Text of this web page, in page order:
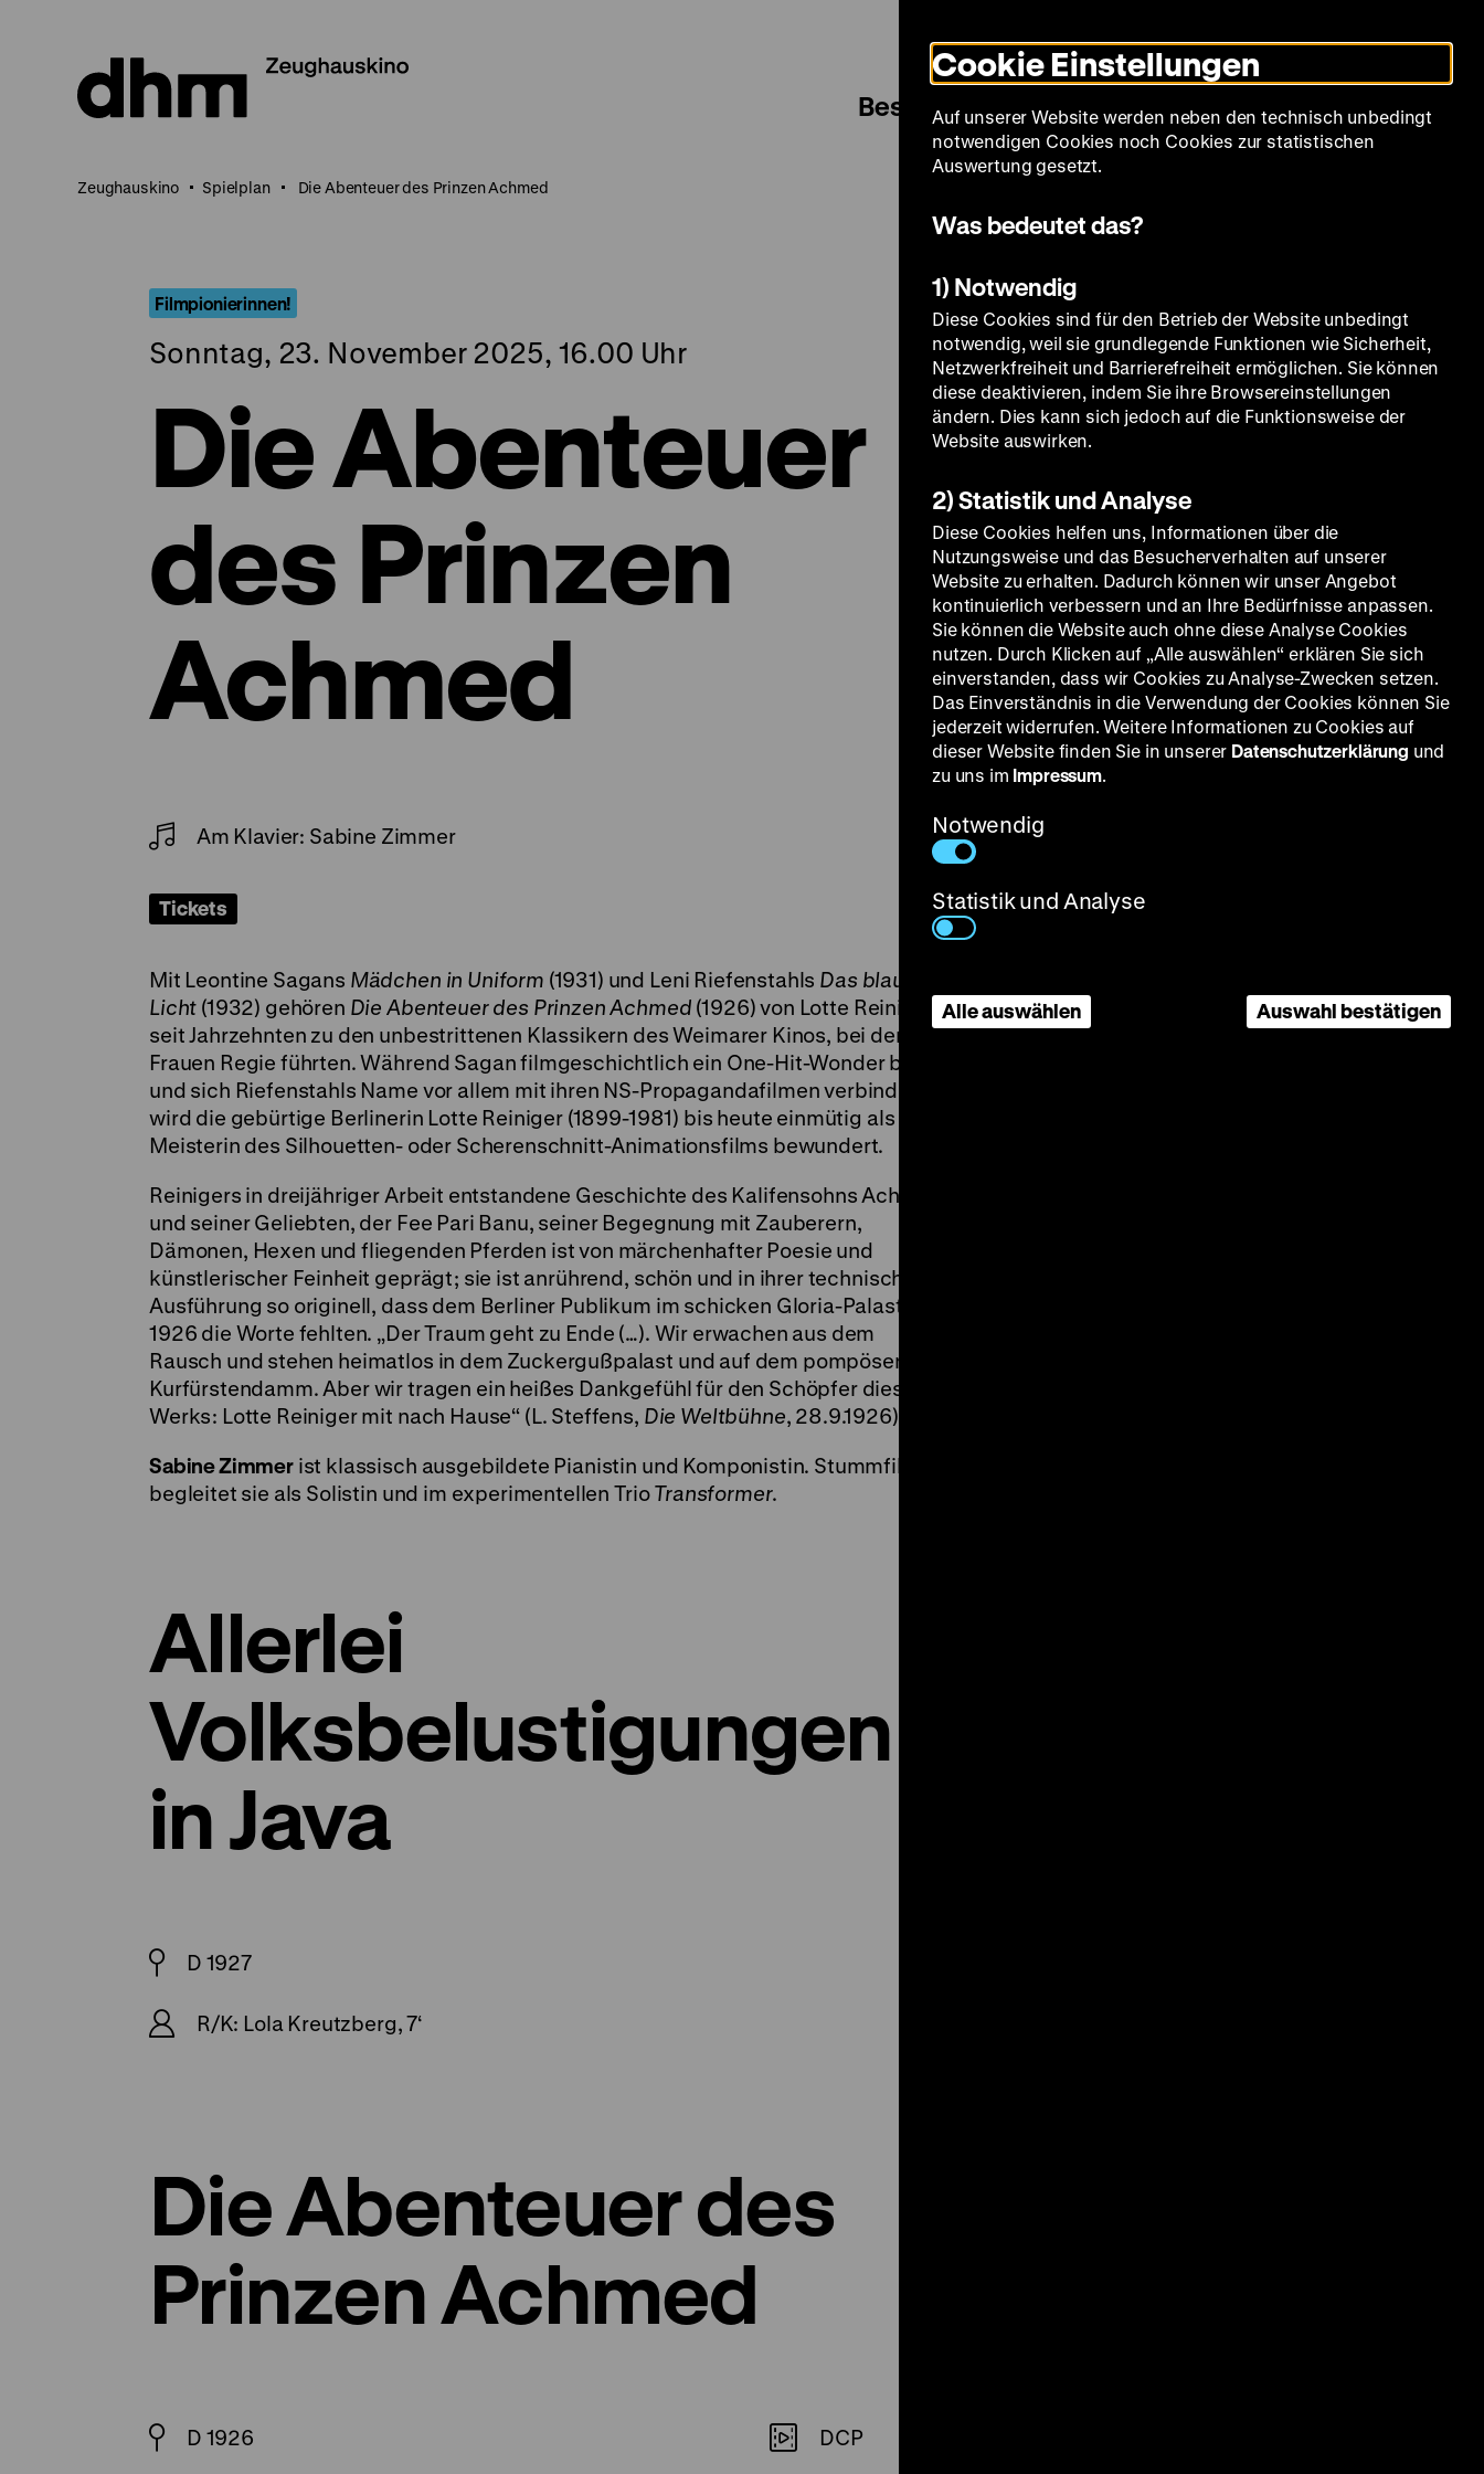
Seiteninhalt
springen
Modus
umschalten
Sprache
Besuch Spielplan Filmreihen Über uns
Zeughauskino Spielplan Die Abenteuer des Prinzen Achmed
Filmpionierinnen!
Sonntag, 23. November 2025, 16.00 Uhr
Die Abenteuer
des Prinzen
Achmed
Am Klavier: Sabine Zimmer
Tickets
Mit Leontine Sagans Mädchen in Uniform (1931) und Leni Riefenstahls Das blaue
Licht (1932) gehören Die Abenteuer des Prinzen Achmed (1926) von Lotte Reiniger
seit Jahrzehnten zu den unbestrittenen Klassikern des Weimarer Kinos, bei denen
Frauen Regie führten. Während Sagan filmgeschichtlich ein One-Hit-Wonder blieb
und sich Riefenstahls Name vor allem mit ihren NS-Propagandafilmen verbindet,
wird die gebürtige Berlinerin Lotte Reiniger (1899-1981) bis heute einmütig als
Meisterin des Silhouetten- oder Scherenschnitt-Animationsfilms bewundert.
Reinigers in dreijähriger Arbeit entstandene Geschichte des Kalifensohns Achmed
und seiner Geliebten, der Fee Pari Banu, seiner Begegnung mit Zauberern,
Dämonen, Hexen und fliegenden Pferden ist von märchenhafter Poesie und
künstlerischer Feinheit geprägt; sie ist anrührend, schön und in ihrer technischen
Ausführung so originell, dass dem Berliner Publikum im schicken Gloria-Palast
1926 die Worte fehlten. „Der Traum geht zu Ende (…). Wir erwachen aus dem
Rausch und stehen heimatlos in dem Zuckergußpalast und auf dem pompösen
Kurfürstendamm. Aber wir tragen ein heißes Dankgefühl für den Schöpfer dieses
Werks: Lotte Reiniger mit nach Hause“ (L. Steffens, Die Weltbühne, 28.9.1926) (ps)
Sabine Zimmerist klassisch ausgebildete Pianistin und Komponistin. Stummfilme
begleitet sie als Solistin und im experimentellen TrioTransformer.
Allerlei
Volksbelustigungen
in Java
D 1927
R/K: Lola Kreutzberg, 7‘
Die Abenteuer des
Prinzen Achmed
D 1926 DCP
Cookie Einstellungen
Auf unserer Website werden neben den technisch unbedingt
notwendigen Cookies noch Cookies zur statistischen
Auswertung gesetzt.
Was bedeutet das?
1) Notwendig
Diese Cookies sind für den Betrieb der Website unbedingt
notwendig, weil sie grundlegende Funktionen wie Sicherheit,
Netzwerkfreiheit und Barrierefreiheit ermöglichen. Sie können
diese deaktivieren, indem Sie ihre Browsereinstellungen
ändern. Dies kann sich jedoch auf die Funktionsweise der
Website auswirken.
2) Statistik und Analyse
Diese Cookies helfen uns, Informationen über die
Nutzungsweise und das Besucherverhalten auf unserer
Website zu erhalten. Dadurch können wir unser Angebot
kontinuierlich verbessern und an Ihre Bedürfnisse anpassen.
Sie können die Website auch ohne diese Analyse Cookies
nutzen. Durch Klicken auf „Alle auswählen“ erklären Sie sich
einverstanden, dass wir Cookies zu Analyse-Zwecken setzen.
Das Einverständnis in die Verwendung der Cookies können Sie
jederzeit widerrufen. Weitere Informationen zu Cookies auf
dieser Website finden Sie in unserer Datenschutzerklärung und
zu uns im Impressum.
Notwendig
Statistik und Analyse
Alle auswählen Auswahl bestätigen